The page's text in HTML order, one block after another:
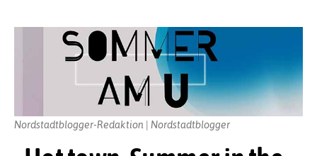
Nordstadtblogger-Redaktion | Nordstadtblogger